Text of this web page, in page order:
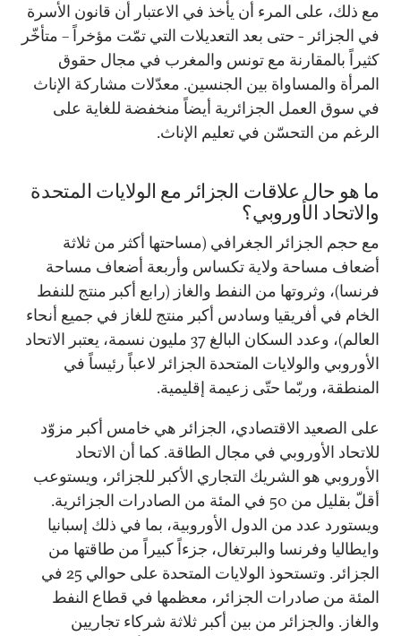
مع ذلك، على المرء أن يأخذ في الاعتبار أن قانون الأسرة
في الجزائر - حتى بعد التعديلات التي تمّت مؤخراً – متأخّر
كثيراً بالمقارنة مع تونس والمغرب في مجال حقوق
المرأة والمساواة بين الجنسين. معدّلات مشاركة الإناث
في سوق العمل الجزائرية أيضاً منخفضة للغاية على
الرغم من التحسّن في تعليم الإناث.
ما هو حال علاقات الجزائر مع الولايات المتحدة
والاتحاد الأوروبي؟
مع حجم الجزائر الجغرافي (مساحتها أكثر من ثلاثة
أضعاف مساحة ولاية تكساس وأربعة أضعاف مساحة
فرنسا)، وثروتها من النفط والغاز (رابع أكبر منتج للنفط
الخام في أفريقيا وسادس أكبر منتج للغاز في جميع أنحاء
العالم)، وعدد السكان البالغ 37 مليون نسمة، يعتبر الاتحاد
الأوروبي والولايات المتحدة الجزائر لاعباً رئيساً في
المنطقة، وربّما حتّى زعيمة إقليمية.
على الصعيد الاقتصادي، الجزائر هي خامس أكبر مزوّد
للاتحاد الأوروبي في مجال الطاقة. كما أن الاتحاد
الأوروبي هو الشريك التجاري الأكبر للجزائر، ويستوعب
أقلّ بقليل من 50 في المئة من الصادرات الجزائرية.
ويستورد عدد من الدول الأوروبية، بما في ذلك إسبانيا
وايطاليا وفرنسا والبرتغال، جزءاً كبيراً من طاقتها من
الجزائر. وتستحوذ الولايات المتحدة على حوالي 25 في
المئة من صادرات الجزائر، معظمها في قطاع النفط
والغاز. والجزائر من بين أكبر ثلاثة شركاء تجاريين